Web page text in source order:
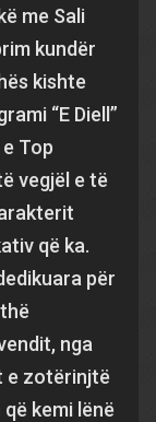
me Sali
kundër
kishte
“E Diell”
Top
vegjël e të
që ka.
për
nga
e zotërinjtë
kemi lënë